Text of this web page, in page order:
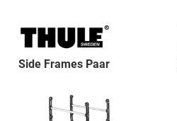
Side Frames Paar